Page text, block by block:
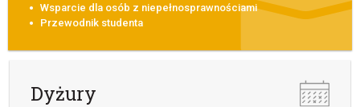
Wsparcie dla osób z niepełnosprawnościami
Przewodnik studenta
Dyżury